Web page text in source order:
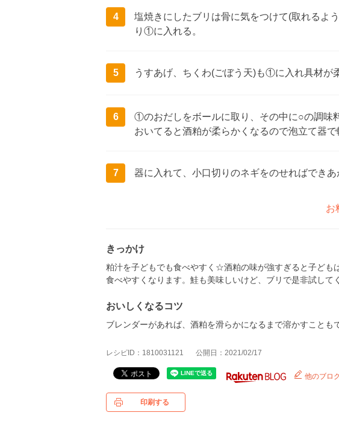
4
塩焼きにしたブリは骨に気をつけて(取れるよ
り①に入れる。
5 うすあげ、ちくわ(ごぼう天)も①に入れ具材が
6
①のおだしをボールに取り、その中に○の調味
おいてると酒粕が柔らかくなるので泡立て器
7 器に入れて、小口切りのネギをのせればできあ
お
きっかけ
粕汁を子どもでも食べやすく☆酒粕の味が強すぎると子ども
食べやすくなります。鮭も美味しいけど、ブリで是非試して
おいしくなるコツ
ブレンダーがあれば、酒粕を滑らかになるまで溶かすことも
レシピID：1810031121 公開日：2021/02/17
他のブロ
印刷する